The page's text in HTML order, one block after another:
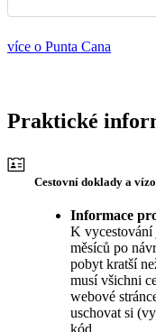
více o Punta Cana
Praktické
Cestovní doklady a
Informace
K vycestování
měsíců po
pobyt kratší
musí všichni
webové
uschovat si
kód.